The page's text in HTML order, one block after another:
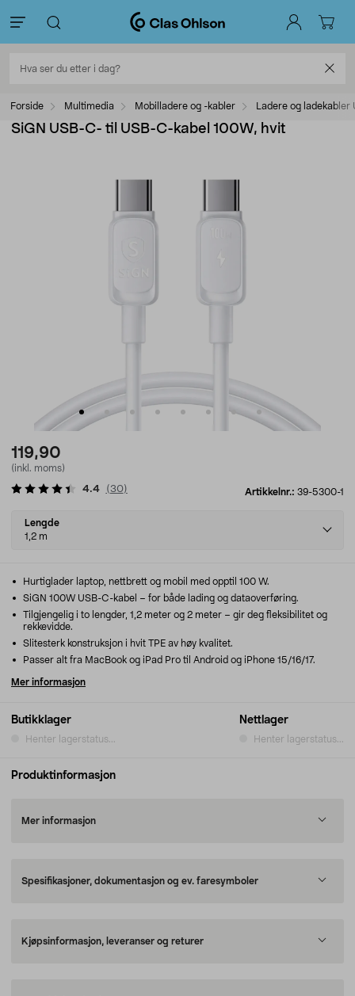
Forside Multimedia Mobilladere og -kabler Ladere og ladekabler
SiGN USB-C- til USB-C-kabel 100W, hvit
119,90
(inkl. moms)
Artikkelnr.: 39-5300-1
4.4 (30)
Select
variant
Lengde
1,2 m
Butikklager
Henter lagerstatus...
Nettlager
Henter lagerstatus...
Hurtiglader laptop, nettbrett og mobil med opptil 100 W.
SiGN 100W USB-C-kabel – for både lading og dataoverføring.
Tilgjengelig i to lengder, 1,2 meter og 2 meter – gir deg fleksibilitet og
rekkevidde.
Slitesterk konstruksjon i hvit TPE av høy kvalitet.
Passer alt fra MacBook og iPad Pro til Android og iPhone 15/16/17.
Mer informasjon
Produktinformasjon
Mer informasjon
Spesifikasjoner, dokumentasjon og ev. faresymboler
Kjøpsinformasjon, leveranser og returer